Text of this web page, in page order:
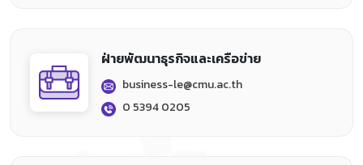
ฝ่ายพัฒนาธุรกิจและเครือข่าย
business-le@cmu.ac.th
0 5394 0205